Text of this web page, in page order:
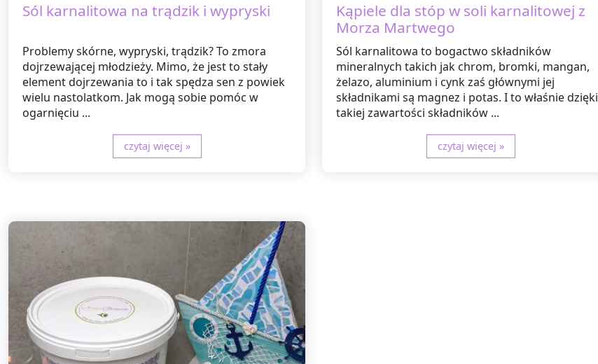
Sól karnalitowa na trądzik i wypryski
Problemy skórne, wypryski, trądzik? To zmora
dojrzewającej młodzieży. Mimo, że jest to stały
element dojrzewania to i tak spędza sen z powiek
wielu nastolatkom. Jak mogą sobie pomóc w
ogarnięciu ...
czytaj więcej »
Kąpiele dla stóp w soli karnalitowej z
Morza Martwego
Sól karnalitowa to bogactwo składników
mineralnych takich jak chrom, bromki, mangan,
żelazo, aluminium i cynk zaś głównymi jej
składnikami są magnez i potas. I to właśnie dzięki
takiej zawartości składników ...
czytaj więcej »